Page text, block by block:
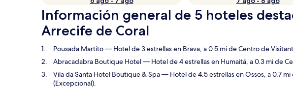
Información general de 5 hoteles
Arrecife de Coral
Pousada Martito— Hotel de 3 estrellas en Brava, a 0.5 mi de Centro de
Abracadabra Boutique Hotel— Hotel de 4 estrellas en Humaitá, a 0.3 mi de
Vila da Santa Hotel Boutique & Spa— Hotel de 4.5 estrellas en Ossos, a 0.7
(Excepcional).